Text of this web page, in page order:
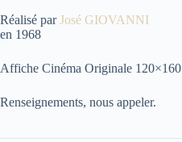
Réalisé parJosé GIOVANNI
en 1968
Affiche Cinéma Originale 120×160
Renseignements, nous appeler.